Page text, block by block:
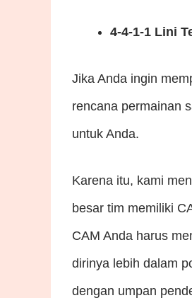
4-4-1-1 Lini
Jika Anda ingin
rencana permainan
untuk Anda.
Karena itu, kami
besar tim memiliki
CAM Anda harus
dirinya lebih dalam
dengan umpan